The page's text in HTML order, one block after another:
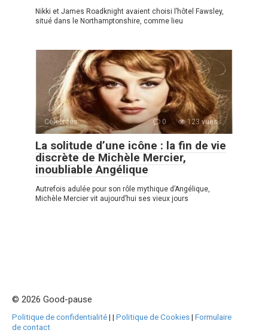
Nikki et James Roadknight avaient choisi l’hôtel Fawsley,
situé dans le Northamptonshire, comme lieu
Célébrités 0 123 vues
La solitude d’une icône : la fin de vie
discrète de Michèle Mercier,
inoubliable Angélique
Autrefois adulée pour son rôle mythique d’Angélique,
Michèle Mercier vit aujourd’hui ses vieux jours
© 2026 Good-pause
Politique de confidentialité| | Politique de Cookies| Formulaire
de contact